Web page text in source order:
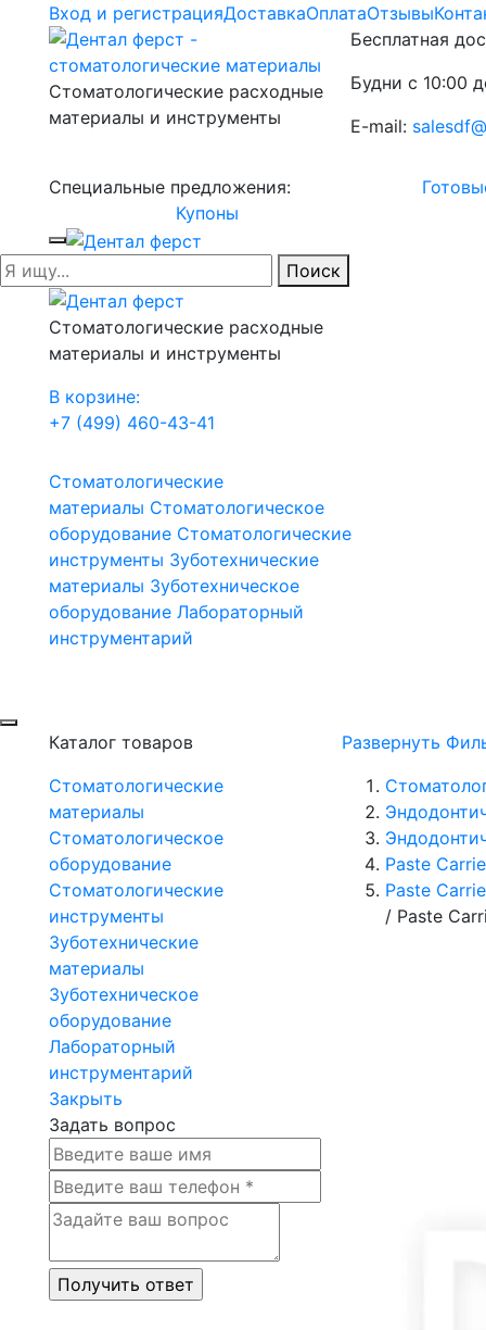
Вход и регистрацияДоставкаОплатаОтзывы
Стоматологические расходные
материалы и инструменты
Бесплатная
Будни с 10:00
E-mail:
Специальные предложения:
Купоны
Поиск
Стоматологические расходные
материалы и инструменты
В корзине:
+7 (499) 460-43-41
Стоматологические
материалы Стоматологическое
оборудование Стоматологические
инструменты Зуботехнические
материалы Зуботехническое
оборудование Лабораторный
инструментарий
Каталог товаров
Стоматологические
материалы
Стоматологическое
оборудование
Стоматологические
инструменты
Зуботехнические
материалы
Зуботехническое
оборудование
Лабораторный
инструментарий
Закрыть
Задать вопрос
Развернуть
Paste
Paste
/ Paste